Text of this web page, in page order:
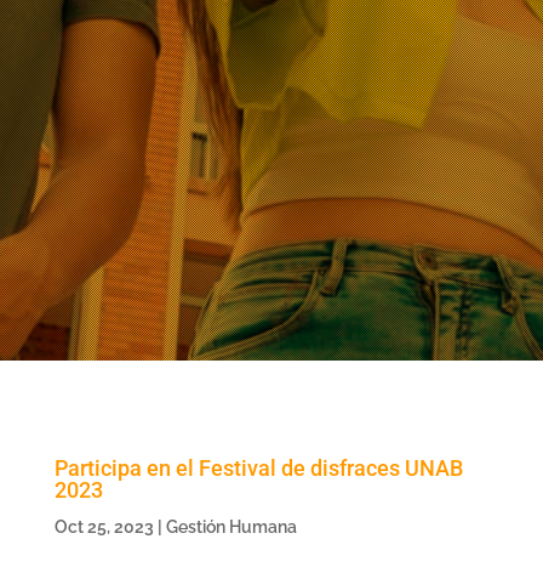
Participa en el Festival de disfraces UNAB
2023
Oct 25, 2023 Gestión Humana